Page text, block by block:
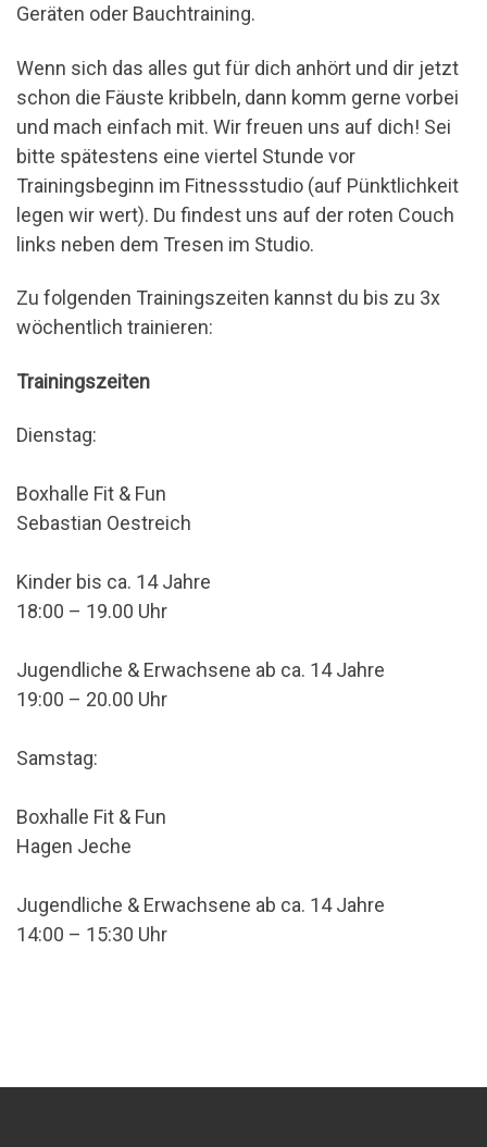
Geräten oder Bauchtraining.
Wenn sich das alles gut für dich anhört und dir jetzt
schon die Fäuste kribbeln, dann komm gerne vorbei
und mach einfach mit. Wir freuen uns auf dich! Sei
bitte spätestens eine viertel Stunde vor
Trainingsbeginn im Fitnessstudio (auf Pünktlichkeit
legen wir wert). Du findest uns auf der roten Couch
links neben dem Tresen im Studio.
Zu folgenden Trainingszeiten kannst du bis zu 3x
wöchentlich trainieren:
Trainingszeiten
Dienstag:
Boxhalle Fit & Fun
Sebastian Oestreich
Kinder bis ca. 14 Jahre
18:00 – 19.00 Uhr
Jugendliche & Erwachsene ab ca. 14 Jahre
19:00 – 20.00 Uhr
Samstag:
Boxhalle Fit & Fun
Hagen Jeche
Jugendliche & Erwachsene ab ca. 14 Jahre
14:00 – 15:30 Uhr